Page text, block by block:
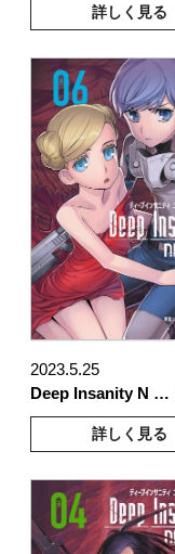
詳しく見る
2023.5.25
Deep Insanity N …
詳しく見る